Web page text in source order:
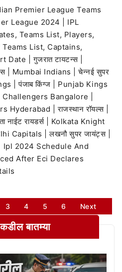
Premier League Teams
League 2024 | IPL
Teams List, Players,
List, Captains,
| गुजरात टायटन्स |
| Mumbai Indians | चेन्नई सुपर
| पंजाब किंग्ज | Punjab Kings
Challengers Bangalore |
Hyderabad | राजस्थान रॉयल्स |
नाईट रायडर्स | Kolkata Knight
Capitals | लखनौ सुपर जायंट्स |
2024 Schedule And
After Eci Declares
3 4 5 6 Next
बातम्या